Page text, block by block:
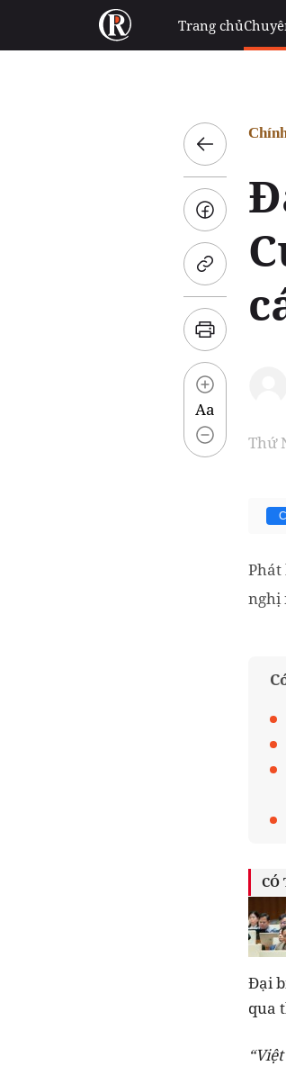
Trang chủ
Aa
Thứ
Phát
nghị
CÓ
Đại
qua